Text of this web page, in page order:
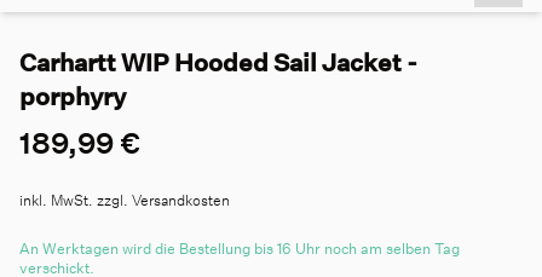
Carhartt WIP Hooded Sail Jacket -
porphyry
189,99 €
inkl. MwSt. zzgl. Versandkosten
An Werktagen wird die Bestellung bis 16 Uhr noch am selben Tag
verschickt.